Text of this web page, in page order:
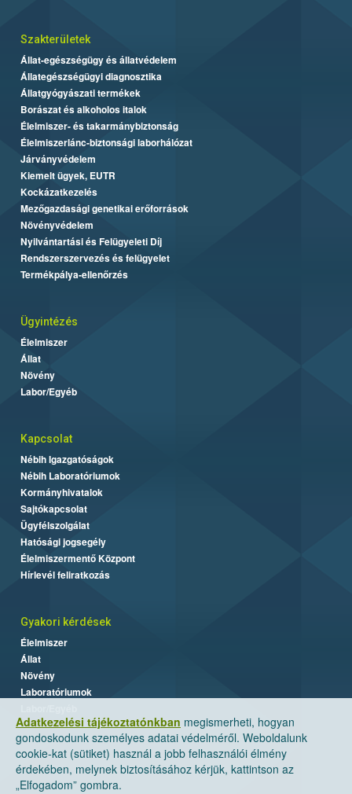
Adatkezelési tájékoztatónkban megismerheti, hogyan
gondoskodunk személyes adatai védelméről. Weboldalunk
cookie-kat (sütiket) használ a jobb felhasználói élmény
érdekében, melynek biztosításához kérjük, kattintson az
„Elfogadom” gombra.
Szakterületek
Állat-egészségügy és állatvédelem
Állategészségügyi diagnosztika
Állatgyógyászati termékek
Borászat és alkoholos italok
Élelmiszer- és takarmánybiztonság
Élelmiszerlánc-biztonsági laborhálózat
Járványvédelem
Kiemelt ügyek, EUTR
Kockázatkezelés
Mezőgazdasági genetikai erőforrások
Növényvédelem
Nyilvántartási és Felügyeleti Díj
Rendszerszervezés és felügyelet
Termékpálya-ellenőrzés
Ügyintézés
Élelmiszer
Állat
Növény
Labor/Egyéb
Kapcsolat
Nébih Igazgatóságok
Nébih Laboratóriumok
Kormányhivatalok
Sajtókapcsolat
Ügyfélszolgálat
Hatósági jogsegély
Élelmiszermentő Központ
Hírlevél feliratkozás
Gyakori kérdések
Élelmiszer
Állat
Növény
Laboratóriumok